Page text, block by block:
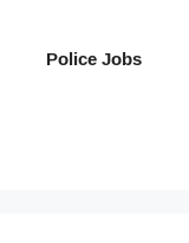
Police Jobs